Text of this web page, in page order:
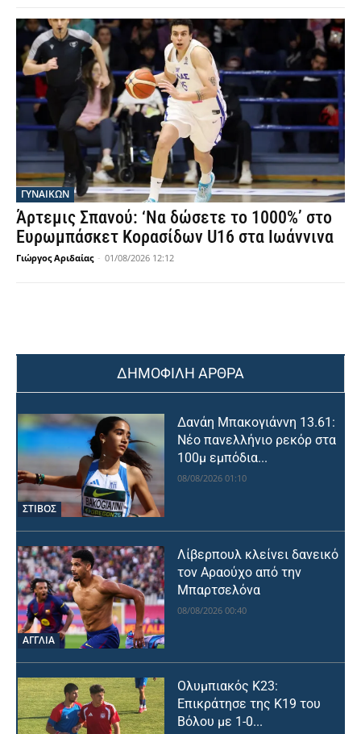
ΓΥΝΑΙΚΩΝ
Άρτεμις Σπανού: ‘Να δώσετε το 1000%’ στο
Ευρωμπάσκετ Κορασίδων U16 στα Ιωάννινα
Γιώργος Αριδαίας - 01/08/2026 12:12
ΔΗΜΟΦΙΛΗ ΑΡΘΡΑ
ΣΤΙΒΟΣ
Δανάη Μπακογιάννη 13.61:
Νέο πανελλήνιο ρεκόρ στα
100μ εμπόδια...
08/08/2026 01:10
ΑΓΓΛΙΑ
Λίβερπουλ κλείνει δανεικό
τον Αραούχο από την
Μπαρτσελόνα
08/08/2026 00:40
Ολυμπιακός Κ23:
Επικράτησε της Κ19 του
Βόλου με 1-0...